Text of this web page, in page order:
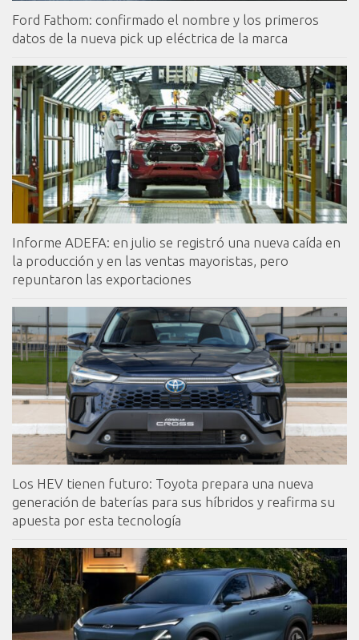
Ford Fathom: confirmado el nombre y los primeros
datos de la nueva pick up eléctrica de la marca
Informe ADEFA: en julio se registró una nueva caída en
la producción y en las ventas mayoristas, pero
repuntaron las exportaciones
Los HEV tienen futuro: Toyota prepara una nueva
generación de baterías para sus híbridos y reafirma su
apuesta por esta tecnología